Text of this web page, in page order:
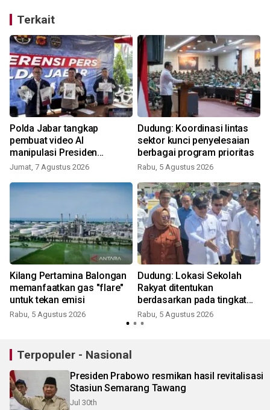
Terkait
Polda Jabar tangkap
pembuat video AI
manipulasi Presiden
Prabowo
Jumat, 7 Agustus 2026
Dudung: Koordinasi lintas
sektor kunci penyelesaian
berbagai program prioritas
Rabu, 5 Agustus 2026
Kilang Pertamina Balongan
memanfaatkan gas "flare"
untuk tekan emisi
Rabu, 5 Agustus 2026
Dudung: Lokasi Sekolah
Rakyat ditentukan
berdasarkan pada tingkat
kemiskinan wilayah
Rabu, 5 Agustus 2026
Terpopuler - Nasional
Presiden Prabowo resmikan hasil revitalisasi
Stasiun Semarang Tawang
Jul 30th